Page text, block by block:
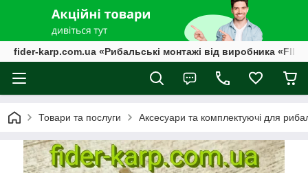
fider-karp.com.ua «Рибальські монтажі від виробника
Товари та послуги Аксесуари та комплектуючі для